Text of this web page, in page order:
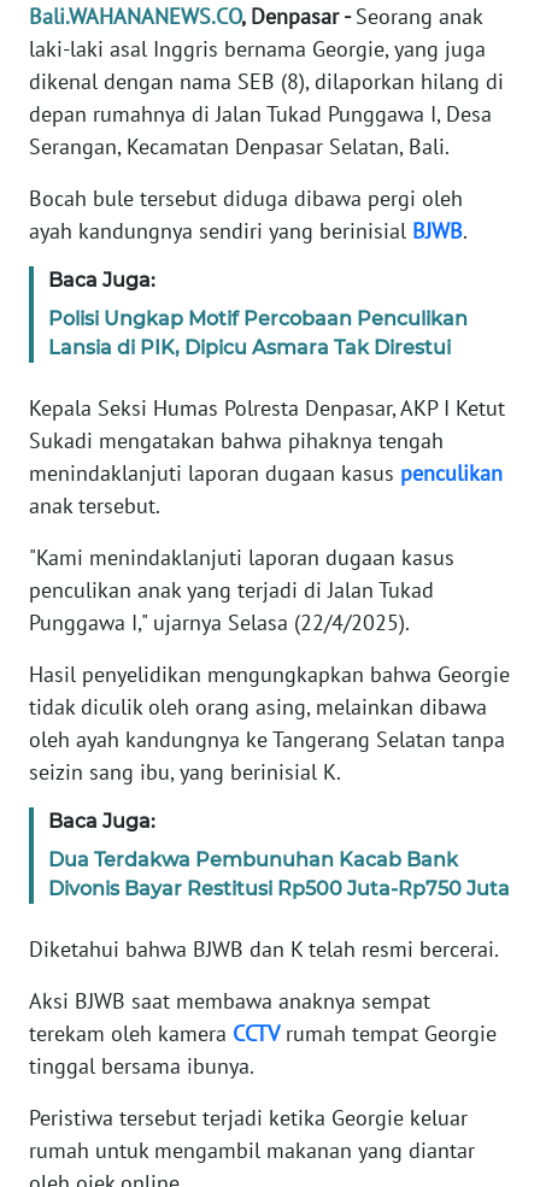
Bali.WAHANANEWS.CO, Denpasar -Seorang anak
laki-laki asal Inggris bernama Georgie, yang juga
dikenal dengan nama SEB (8), dilaporkan hilang di
depan rumahnya di Jalan Tukad Punggawa I, Desa
Serangan, Kecamatan Denpasar Selatan, Bali.
Bocah bule tersebut diduga dibawa pergi oleh
ayah kandungnya sendiri yang berinisial BJWB.
Baca Juga:
Polisi Ungkap Motif Percobaan Penculikan
Lansia di PIK, Dipicu Asmara Tak Direstui
Kepala Seksi Humas Polresta Denpasar, AKP I Ketut
Sukadi mengatakan bahwa pihaknya tengah
menindaklanjuti laporan dugaan kasus penculikan
anak tersebut.
"Kami menindaklanjuti laporan dugaan kasus
penculikan anak yang terjadi di Jalan Tukad
Punggawa I," ujarnya Selasa (22/4/2025).
Hasil penyelidikan mengungkapkan bahwa Georgie
tidak diculik oleh orang asing, melainkan dibawa
oleh ayah kandungnya ke Tangerang Selatan tanpa
seizin sang ibu, yang berinisial K.
Baca Juga:
Dua Terdakwa Pembunuhan Kacab Bank
Divonis Bayar Restitusi Rp500 Juta-Rp750 Juta
Diketahui bahwa BJWB dan K telah resmi bercerai.
Aksi BJWB saat membawa anaknya sempat
terekam oleh kamera CCTVrumah tempat Georgie
tinggal bersama ibunya.
Peristiwa tersebut terjadi ketika Georgie keluar
rumah untuk mengambil makanan yang diantar
PEDOMAN
MEDIA
SIBER
REDAKSI
KARIR
Wahana
Regional
SUMUT
WN
WN
JABAR
WN
BANTEN
WN
NTT
WN
KEPRI
WN
PAPUA
WN